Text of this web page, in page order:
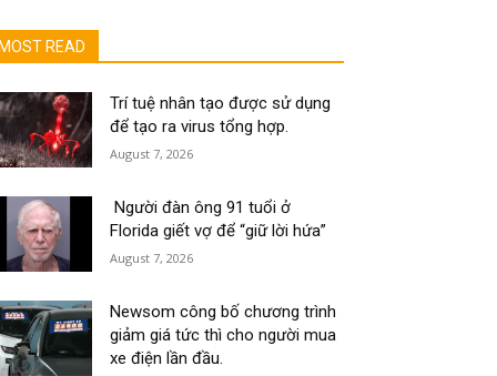
MOST READ
Trí tuệ nhân tạo được sử dụng
để tạo ra virus tổng hợp.
August 7, 2026
Người đàn ông 91 tuổi ở
Florida giết vợ để “giữ lời hứa”
August 7, 2026
Newsom công bố chương trình
giảm giá tức thì cho người mua
xe điện lần đầu.